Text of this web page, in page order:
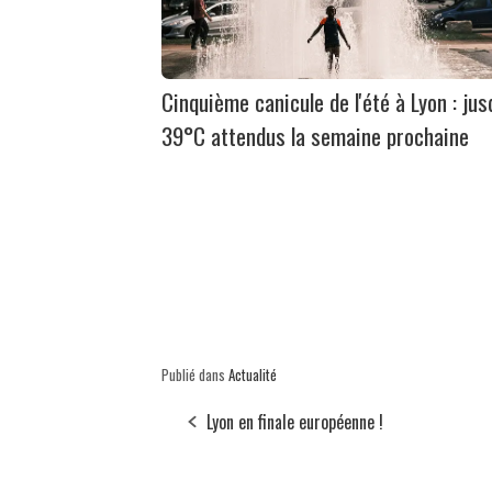
Cinquième canicule de l'été à Lyon :
39°C attendus la semaine prochaine
Publié dans Actualité
Lyon en finale européenne !